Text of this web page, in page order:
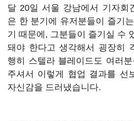
달 20일 서울 강남에서 기자회
은 한 분기에 유저분들이 즐기
기 때문에, 그분들이 즐기실 수
돼야 한다고 생각해서 굉장히
행히 스텔라 블레이드도 여러
주셔서 이렇게 협업 결과를 선
자신감을 드러냈습니다.